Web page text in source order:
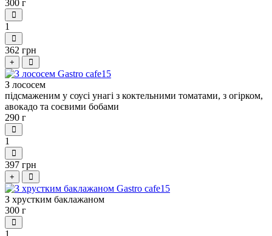
300 г
1
362 грн
+
З лососем
підсмаженим у соусі унагі з коктельними томатами, з огірком,
авокадо та соєвими бобами
290 г
1
397 грн
+
З хрустким баклажаном
300 г
1